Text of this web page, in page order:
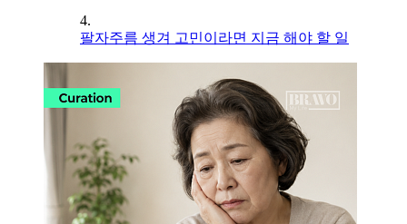
4.
팔자주름 생겨 고민이라면 지금 해야 할 일